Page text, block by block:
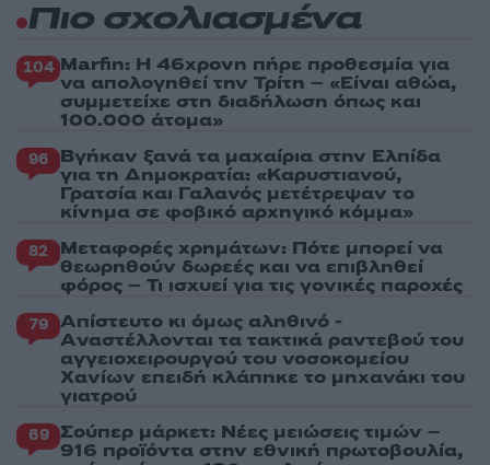
Πιο σχολιασμένα
104 Marfin: Η 46χρονη πήρε προθεσμία για
να απολογηθεί την Τρίτη – «Είναι αθώα,
συμμετείχε στη διαδήλωση όπως και
100.000 άτομα»
96 Βγήκαν ξανά τα μαχαίρια στην Ελπίδα
για τη Δημοκρατία: «Καρυστιανού,
Γρατσία και Γαλανός μετέτρεψαν το
κίνημα σε φοβικό αρχηγικό κόμμα»
82 Μεταφορές χρημάτων: Πότε μπορεί να
θεωρηθούν δωρεές και να επιβληθεί
φόρος – Τι ισχυεί για τις γονικές παροχές
79 Απίστευτο κι όμως αληθινό -
Aναστέλλονται τα τακτικά ραντεβού του
αγγειοχειρουργού του νοσοκομείου
Χανίων επειδή κλάπηκε το μηχανάκι του
γιατρού
69 Σούπερ μάρκετ: Νέες μειώσεις τιμών –
916 προϊόντα στην εθνική πρωτοβουλία,